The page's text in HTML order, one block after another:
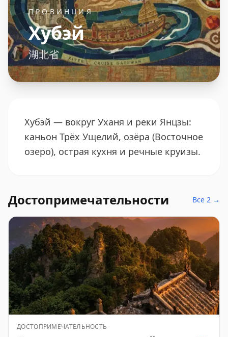
ПРОВИНЦИЯ
Хубэй
湖北省
Хубэй — вокруг Уханя и реки Янцзы:
каньон Трёх Ущелий, озёра (Восточное
озеро), острая кухня и речные круизы.
Достопримечательности Все 2 →
ДОСТОПРИМЕЧАТЕЛЬНОСТЬ